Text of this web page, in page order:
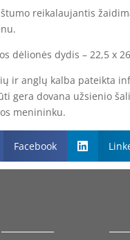
reikalaujantis
dėlionės dydis – 22,5 x
ir anglų kalba pateikta
gera dovana užsienio
menininku.
Facebook 